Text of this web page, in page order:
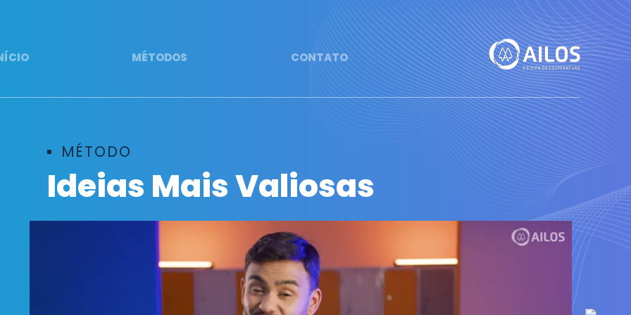
MÉTODOS CONTATO
MÉTODO
Ideias Mais Valiosas